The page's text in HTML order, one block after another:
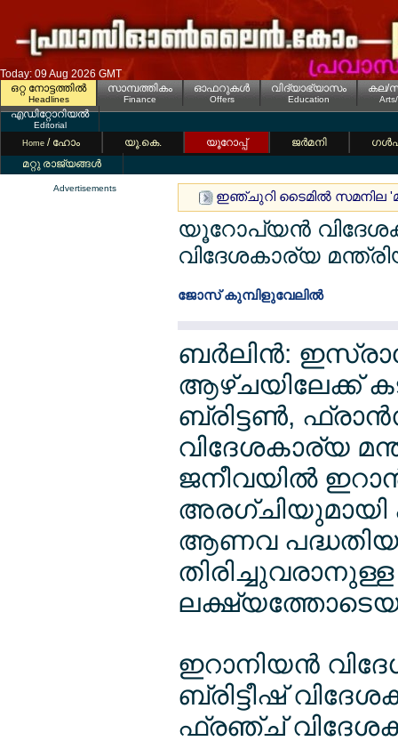
Today: 09 Aug 2026 GMT
ഒറ്റ നോട്ടത്തില്‍
Headlines
സാമ്പത്തികം
Finance
ഓഫറുകള്‍
Offers
വിദ്യാഭ്യാസം
Education
കല/
എഡിറ്റോറിയല്‍
Editorial
Home / ഹോം യൂ.കെ. യൂറോപ്പ് ജര്‍മനി
മറ്റു രാജ്യങ്ങള്‍
Advertisements
ഇഞ്ചുറി ടൈമില്‍ സമനില
യൂറോപ്യന്‍
വിദേശകാര്യ
ജോസ് കുമ്പിളുവേലില്‍
ബര്‍ലിന്‍:
ആഴ്ചയിലേക്ക്
ബ്രിട്ടണ്‍,
വിദേശകാര്യ
ജനീവയില്‍
അരഗ്ചിയുമായി
ആണവ
ഇറാനിയന്‍
ബ്രിട്ടീഷ്
ഫ്രഞ്ച്